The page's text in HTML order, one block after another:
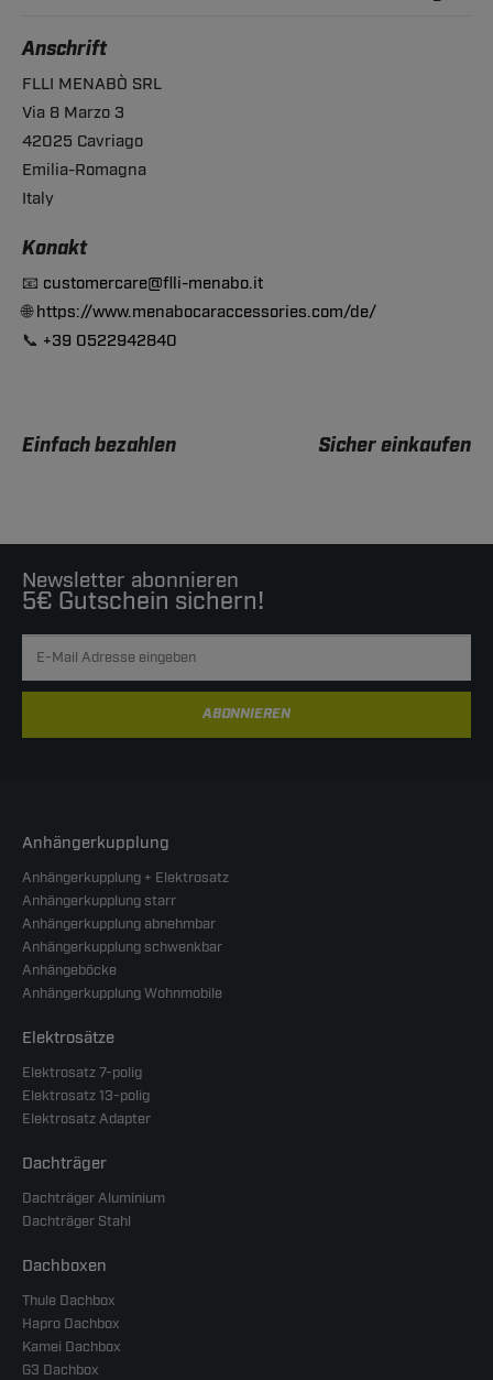
Anschrift
FLLI MENABÒ SRL
Via 8 Marzo 3
42025 Cavriago
Emilia-Romagna
Italy
Konakt
📧 customercare@flli-menabo.it
🌐https://www.menabocaraccessories.com/de/
📞 +39 0522942840
Einfach bezahlen Sicher einkaufen
Newsletter abonnieren
5€ Gutschein sichern!
ABONNIEREN
Anhängerkupplung
Anhängerkupplung + Elektrosatz
Anhängerkupplung starr
Anhängerkupplung abnehmbar
Anhängerkupplung schwenkbar
Anhängeböcke
Anhängerkupplung Wohnmobile
Elektrosätze
Elektrosatz 7-polig
Elektrosatz 13-polig
Elektrosatz Adapter
Dachträger
Dachträger Aluminium
Dachträger Stahl
Dachboxen
Thule Dachbox
Hapro Dachbox
Kamei Dachbox
G3 Dachbox